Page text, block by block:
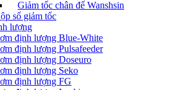
Giảm tốc chân đế Wanshsin
số giảm tốc
lượng
định lượng Blue-White
định lượng Pulsafeeder
định lượng Doseuro
định lượng Seko
định lượng FG